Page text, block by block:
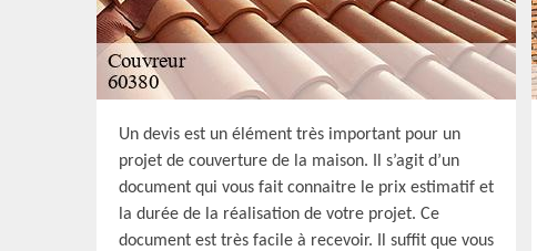
Un devis est un élément très important pour un
projet de couverture de la maison. Il s’agit d’un
document qui vous fait connaitre le prix estimatif et
la durée de la réalisation de votre projet. Ce
document est très facile à recevoir. Il suffit que vous